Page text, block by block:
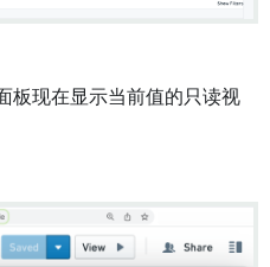
板现在显示当前值的只读视